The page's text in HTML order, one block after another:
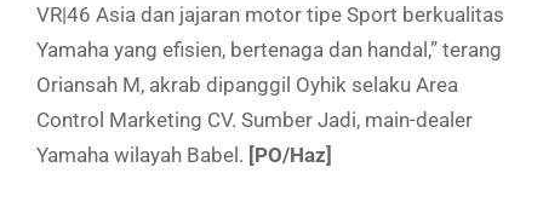
VR|46 Asia dan jajaran motor tipe Sport berkualitas
Yamaha yang efisien, bertenaga dan handal,” terang
Oriansah M, akrab dipanggil Oyhik selaku Area
Control Marketing CV. Sumber Jadi, main-dealer
Yamaha wilayah Babel. [PO/Haz]